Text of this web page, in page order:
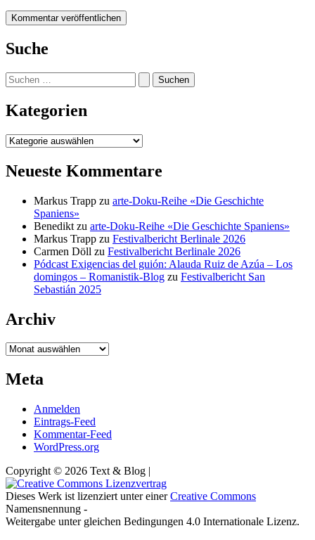
Suche
Suchen
nach:
Kategorien
Kategorien
Neueste Kommentare
Markus Trapp zu arte-Doku-Reihe «Die Geschichte
Spaniens»
Benedikt zu arte-Doku-Reihe «Die Geschichte Spaniens»
Markus Trapp zu Festivalbericht Berlinale 2026
Carmen Döll zu Festivalbericht Berlinale 2026
Pódcast Exigencias del guión: Alauda Ruiz de Azúa – Los
domingos – Romanistik-Blog zu Festivalbericht San
Sebastián 2025
Archiv
Archiv
Meta
Anmelden
Eintrags-Feed
Kommentar-Feed
WordPress.org
Copyright © 2026 Text & Blog |
Dieses Werk ist lizenziert unter einerCreative Commons
Namensnennung -
Weitergabe unter gleichen Bedingungen 4.0 Internationale Lizenz.